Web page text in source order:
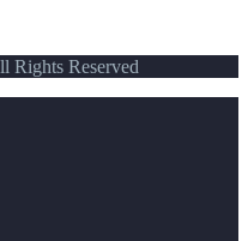
Rights Reserved